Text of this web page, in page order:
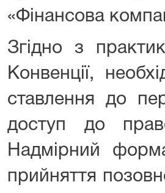
«Фінансова
Згідно з
Конвенції,
ставлення до
доступ до
Надмірний
прийняття